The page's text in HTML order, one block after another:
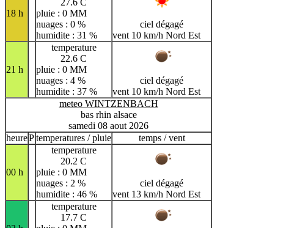
18 h
27.6 C
pluie : 0 MM
nuages : 0 %
humidite : 31 %
ciel dégagé
vent 10 km/h Nord Est
21 h
temperature
22.6 C
pluie : 0 MM
nuages : 4 %
humidite : 37 %
ciel dégagé
vent 10 km/h Nord Est
meteo WINTZENBACH
bas rhin alsace
samedi 08 aout 2026
heurePtemperatures / pluie temps / vent
00 h
temperature
20.2 C
pluie : 0 MM
nuages : 2 %
humidite : 46 %
ciel dégagé
vent 13 km/h Nord Est
temperature
17.7 C